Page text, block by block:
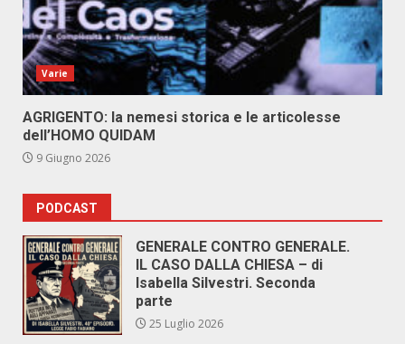
Varie
AGRIGENTO: la nemesi storica e le articolesse
dell’HOMO QUIDAM
9 Giugno 2026
PODCAST
GENERALE CONTRO GENERALE.
IL CASO DALLA CHIESA – di
Isabella Silvestri. Seconda
parte
25 Luglio 2026